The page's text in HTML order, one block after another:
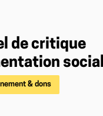
de critique
& dons